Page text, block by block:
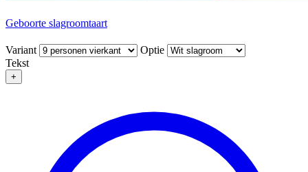
Geboorte slagroomtaart
Variant
Optie
Tekst
+